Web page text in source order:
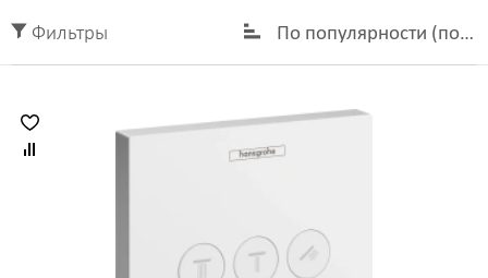
Фильтры По популярности (по